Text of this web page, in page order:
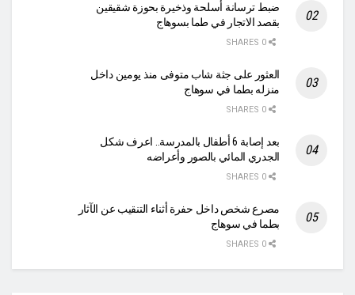
ضبط ترسانة أسلحة وذخيرة بحوزة شقيقين
بقصد الاتجار في طما بسوهاج
العثور على جثة شاب متوفى منذ يومين داخل
منزله بطما في سوهاج
بعد إصابة 6 أطفال بالمدرسة.. اعرف شكل
الجدري المائي بالصور وأعراضه
مصرع شخص داخل حفرة أثناء التنقيب عن الآثار
بطما في سوهاج